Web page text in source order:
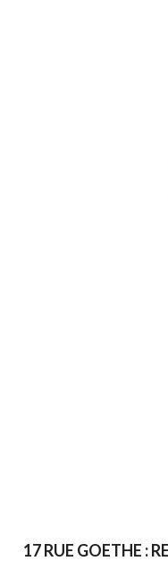
17 RUE GOETHE :